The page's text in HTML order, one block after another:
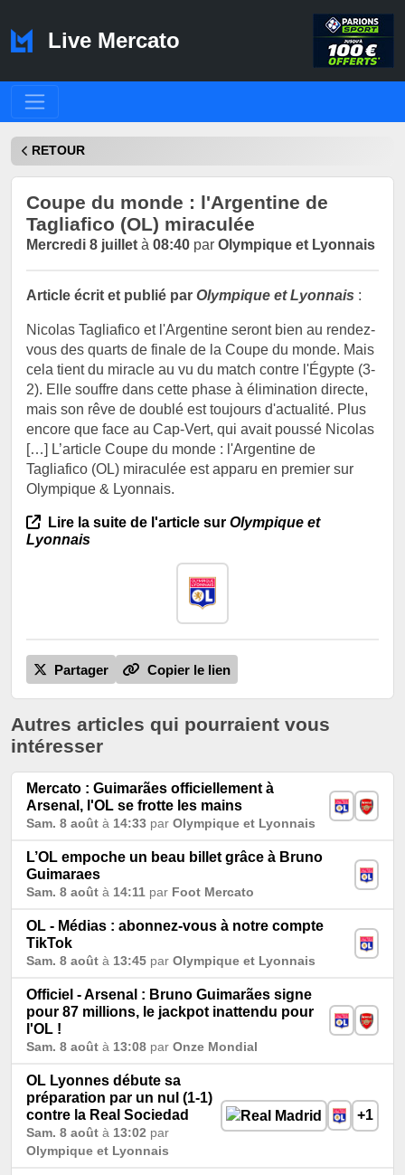
Live Mercato
RETOUR
Coupe du monde : l'Argentine de
Tagliafico (OL) miraculée
Mercredi 8 juillet à 08:40 par Olympique et Lyonnais
Article écrit et publié par Olympique et Lyonnais :
Nicolas Tagliafico et l'Argentine seront bien au rendez-
vous des quarts de finale de la Coupe du monde. Mais
cela tient du miracle au vu du match contre l'Égypte (3-
2). Elle souffre dans cette phase à élimination directe,
mais son rêve de doublé est toujours d'actualité. Plus
encore que face au Cap-Vert, qui avait poussé Nicolas
[…] L’article Coupe du monde : l'Argentine de
Tagliafico (OL) miraculée est apparu en premier sur
Olympique & Lyonnais.
Lire la suite de l'article sur Olympique et
Lyonnais
Partager Copier le lien
Autres articles qui pourraient vous
intéresser
Mercato : Guimarães officiellement à
Arsenal, l'OL se frotte les mains
Sam. 8 août à 14:33 par Olympique et Lyonnais
L’OL empoche un beau billet grâce à Bruno
Guimaraes
Sam. 8 août à 14:11 par Foot Mercato
OL - Médias : abonnez-vous à notre compte
TikTok
Sam. 8 août à 13:45 par Olympique et Lyonnais
Officiel - Arsenal : Bruno Guimarães signe
pour 87 millions, le jackpot inattendu pour
l'OL !
Sam. 8 août à 13:08 par Onze Mondial
OL Lyonnes débute sa
préparation par un nul (1-1)
contre la Real Sociedad
Sam. 8 août à 13:02 par
Olympique et Lyonnais
+1